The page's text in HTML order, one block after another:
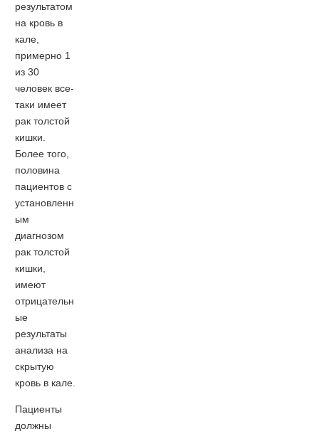
результатом
на кровь в
кале,
примерно 1
из 30
человек все-
таки имеет
рак толстой
кишки.
Более того,
половина
пациентов с
установленн
ым
диагнозом
рак толстой
кишки,
имеют
отрицательн
ые
результаты
анализа на
скрытую
кровь в кале.
Пациенты
должны